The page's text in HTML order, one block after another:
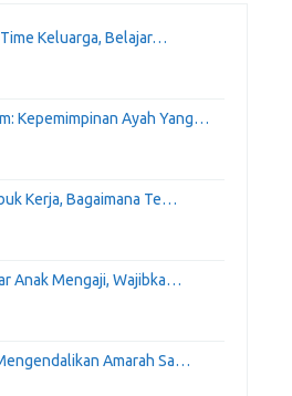
Keluarga, Belajar…
Kepemimpinan Ayah Yang…
Kerja, Bagaimana Te…
Anak Mengaji, Wajibka…
Amarah Sa…